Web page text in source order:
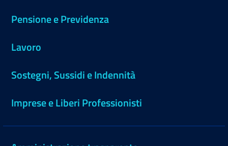
Pensione e Previdenza
Lavoro
Sostegni, Sussidi e Indennità
Imprese e Liberi Professionisti